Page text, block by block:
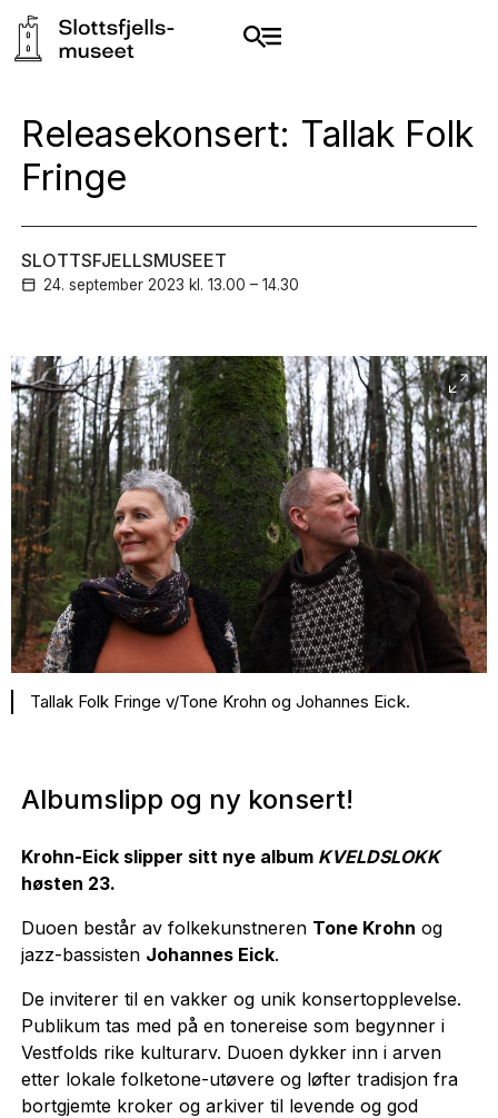
Releasekonsert: Tallak Folk
Fringe
SLOTTSFJELLSMUSEET
24. september 2023 kl. 13.00 – 14.30
Tallak Folk Fringe v/Tone Krohn og Johannes Eick.
Albumslipp og ny konsert!
Krohn-Eick slipper sitt nye album KVELDSLOKK
høsten 23.
Duoen består av folkekunstneren Tone Krohn og
jazz-bassisten Johannes Eick.
De inviterer til en vakker og unik konsertopplevelse.
Publikum tas med på en tonereise som begynner i
Vestfolds rike kulturarv. Duoen dykker inn i arven
etter lokale folketone-utøvere og løfter tradisjon fra
bortgjemte kroker og arkiver til levende og god